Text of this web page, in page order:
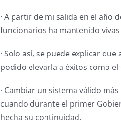
· A partir de mi salida en el año
funcionarios ha mantenido
· Solo así, se puede explicar
podido elevarla a éxitos como
· Cambiar un sistema válido
cuando durante el primer
hecha su continuidad.